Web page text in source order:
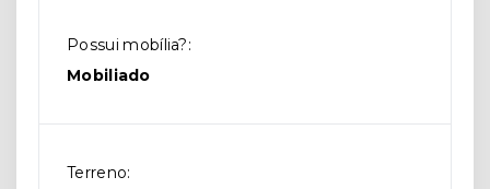
Possui mobília?:
Mobiliado
Terreno: